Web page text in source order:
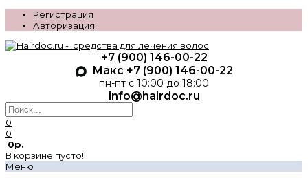
Регистрация
Авторизация
+7 (900) 146-00-22
Макс +7 (900) 146-00-22
пн-пт с 10:00 до 18:00
info@hairdoc.ru
0
0
0р.
В корзине пусто!
Меню